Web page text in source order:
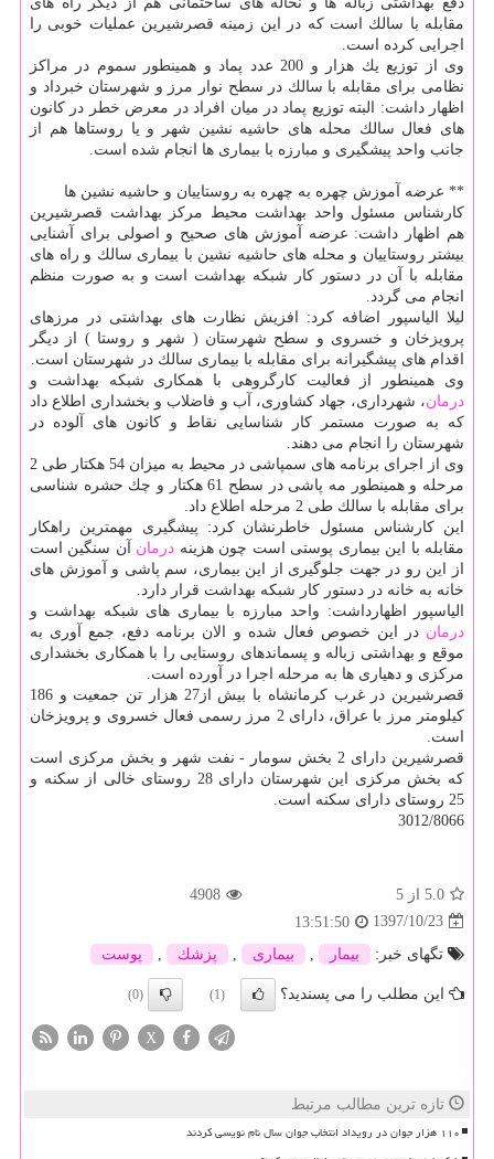
مقابله با سالك است كه در این زمینه قصرشیرین عملیات خوبی را
اجرایی كرده است.
وی از توزیع یك هزار و 200 عدد پماد و همینطور سموم در مراكز
نظامی برای مقابله با سالك در سطح نوار مرز و شهرستان خبرداد و
اظهار داشت: البته توزیع پماد در میان افراد در معرض خطر در كانون
های فعال سالك محله های حاشیه نشین شهر و یا روستاها هم از
جانب واحد پیشگیری و مبارزه با بیماری ها انجام شده است.
** عرضه آموزش چهره به چهره به روستاییان و حاشیه نشین ها
كارشناس مسئول واحد بهداشت محیط مركز بهداشت قصرشیرین
هم اظهار داشت: عرضه آموزش های صحیح و اصولی برای آشنایی
بیشتر روستاییان و محله های حاشیه نشین با بیماری سالك و راه های
مقابله با آن در دستور كار شبكه بهداشت است و به صورت منظم
انجام می گردد.
لیلا الیاسپور اضافه كرد: افزیش نظارت های بهداشتی در مرزهای
پرویزخان و خسروی و سطح شهرستان ( شهر و روستا ) از دیگر
اقدام های پیشگیرانه برای مقابله با بیماری سالك در شهرستان است.
وی همینطور از فعالیت كارگروهی با همكاری شبكه بهداشت و
درمان، شهرداری، جهاد كشاوری، آب و فاضلاب و بخشداری اطلاع داد
كه به صورت مستمر كار شناسایی نقاط و كانون های آلوده در
شهرستان را انجام می دهند.
وی از اجرای برنامه های سمپاشی در محیط به میزان 54 هكتار طی 2
مرحله و همینطور مه پاشی در سطح 61 هكتار و چك حشره شناسی
برای مقابله با سالك طی 2 مرحله اطلاع داد.
این كارشناس مسئول خاطرنشان كرد: پیشگیری مهمترین راهكار
مقابله با این بیماری پوستی است چون هزینه درمان آن سنگین است
از این رو در جهت جلوگیری از این بیماری، سم پاشی و آموزش های
خانه به خانه در دستور كار شبكه بهداشت قرار دارد.
الیاسپور اظهارداشت: واحد مبارزه با بیماری های شبكه بهداشت و
درمان در این خصوص فعال شده و الان برنامه دفع، جمع آوری به
موقع و بهداشتی زباله و پسماندهای روستایی را با همكاری بخشداری
مركزی و دهیاری ها به مرحله اجرا در آورده است.
قصرشیرین در غرب كرمانشاه با بیش از27 هزار تن جمعیت و 186
كیلومتر مرز با عراق، دارای 2 مرز رسمی فعال خسروی و پرویزخان
است.
قصرشیرین دارای 2 بخش سومار - نفت شهر و بخش مركزی است
كه بخش مركزی این شهرستان دارای 28 روستای خالی از سكنه و
25 روستای دارای سكنه است.
3012/8066
5.0 از 5
4908
1397/10/23
13:51:50
تگهای خبر:
بیمار بیماری پزشك پوست
این مطلب را می پسندید؟ (1)
(0)
X
تازه ترین مطالب مرتبط
۱۱۰ هزار جوان در رویداد انتخاب جوان سال نام نویسی کردند